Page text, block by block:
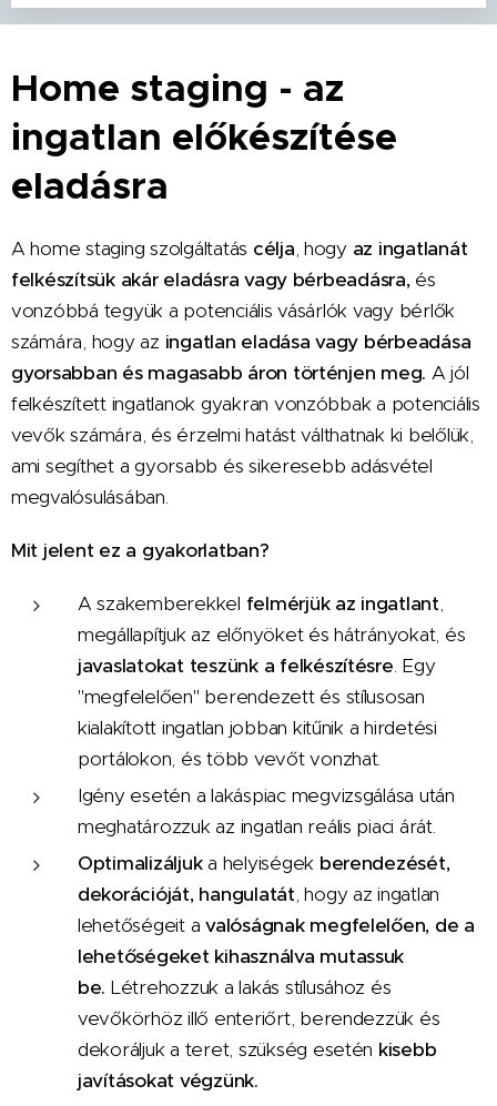
Home staging - az
ingatlan előkészítése
eladásra
A home staging szolgáltatás célja, hogy az ingatlanát
felkészítsük akár eladásra vagy bérbeadásra,és
vonzóbbá tegyük a potenciális vásárlók vagy bérlők
számára, hogy az ingatlan eladása vagy bérbeadása
gyorsabban és magasabb áron történjen meg. A jól
felkészített ingatlanok gyakran vonzóbbak a potenciális
vevők számára, és érzelmi hatást válthatnak ki belőlük,
ami segíthet a gyorsabb és sikeresebb adásvétel
megvalósulásában.
Mit jelent ez a gyakorlatban?
A szakemberekkel felmérjük az ingatlant,
megállapítjuk az előnyöket és hátrányokat, és
javaslatokat teszünk a felkészítésre. Egy
"megfelelően" berendezett és stílusosan
kialakított ingatlan jobban kitűnik a hirdetési
portálokon, és több vevőt vonzhat.
Igény esetén a lakáspiac megvizsgálása után
meghatározzuk az ingatlan reális piaci árát.
Optimalizáljuka helyiségek berendezését,
dekorációját, hangulatát, hogy az ingatlan
lehetőségeit avalóságnak megfelelően, de a
lehetőségeket kihasználva mutassuk
be. Létrehozzuk a lakás stílusához és
vevőkörhöz illő enteriőrt, berendezzük és
dekoráljuk a teret, szükség esetén kisebb
javításokat végzünk.